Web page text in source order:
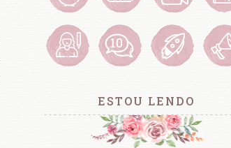
ESTOU LENDO